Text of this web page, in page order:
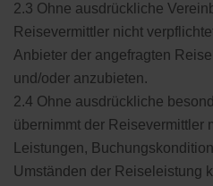
2.3 Ohne ausdrückliche
Reisevermittler nicht
Anbieter der angefragten
und/oder anzubieten.
2.4 Ohne ausdrückliche
übernimmt der Reisevermittler
Leistungen,
Umständen der Reiseleistung